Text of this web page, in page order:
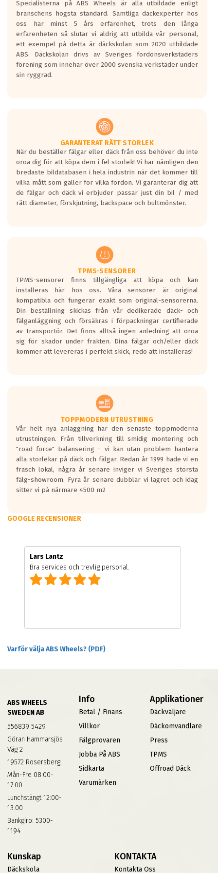
längsta.
Inga D eller G betyg delas ut för
personbilar och lätta lastbilar.
Betyget sätts efter ett test där däcken
skall bromsa in på en väg där det ligger
0.5-1.5 mm vatten.
I 80km/h kommer skillnaden på
Vid körning i över 50km/h brukar
rullmotståndets ljud överträffa
motorljudet.
På däckmärkningen kommer det finnas
en symbol av ett däck med vågar. Hög
bullernivå markeras med svarta vågor
medans de vita vågorna påvisar om det är
ett tyst däck.
regelverket som introduceras år 2016.
Ett däck med två svarta vågor är redan
godkända för år 2016 nya regelverk.
Ett däck med en svart våg kommer vara
minst tre decibel tystare än det
regelverk som börjar gälla 2016.
Specialisterna på ABS Wheels är alla utbildade enligt
branschens högsta standard. Samtliga däckexperter hos
oss har minst 5 års erfarenhet, trots den långa
erfarenheten så slutar vi aldrig att utbilda vår personal,
ett exempel på detta är däckskolan som 2020 utbildade
ABS. Däckskolan drivs av Sveriges fordonsverkstäders
förening som innehar över 2000 svenska verkstäder under
sin ryggrad.
GARANTERAT RÄTT STORLEK
När du beställer fälgar eller däck från oss behöver du inte
oroa dig för att köpa dem i fel storlek! Vi har nämligen den
bredaste bildatabasen i hela industrin när det kommer till
vilka mått som gäller för vilka fordon. Vi garanterar dig att
de fälgar och däck vi erbjuder passar just din bil / med
rätt diameter, förskjutning, backspace och bultmönster.
TPMS-SENSORER
TPMS-sensorer finns tillgängliga att köpa och kan
installeras här hos oss. Våra sensorer är original
kompatibla och fungerar exakt som original-sensorerna.
Din beställning skickas från vår dedikerade däck- och
fälganläggning och försäkras i förpackningar certifierade
av transportör. Det finns alltså ingen anledning att oroa
sig för skador under frakten. Dina fälgar och/eller däck
kommer att levereras i perfekt skick, redo att installeras!
TOPPMODERN UTRUSTNING
Vår helt nya anläggning har den senaste toppmoderna
utrustningen. Från tillverkning till smidig montering och
"road force" balansering - vi kan utan problem hantera
alla storlekar på däck och fälgar. Redan år 1999 hade vi en
fräsch lokal, några år senare inviger vi Sveriges största
fälg-showroom. Fyra år senare dubblar vi lagret och idag
sitter vi på närmare 4500 m2
GOOGLE RECENSIONER
Lars Lantz
Bra services och trevlig personal.
Varför välja ABS Wheels? (PDF)
ABS WHEELS
SWEDEN AB
556839 5429
Göran Hammarsjös
Väg 2
19572 Rosersberg
Mån-Fre 08:00-
17:00
Lunchstängt 12:00-
13:00
Bankgiro: 5300-
1194
Info
Betal / Finans
Villkor
Fälgprovaren
Jobba På ABS
Sidkarta
Varumärken
Applikationer
Däckväljare
Däckomvandlare
Press
TPMS
Offroad Däck
Kunskap
Däckskola
KONTAKTA
Kontakta Oss